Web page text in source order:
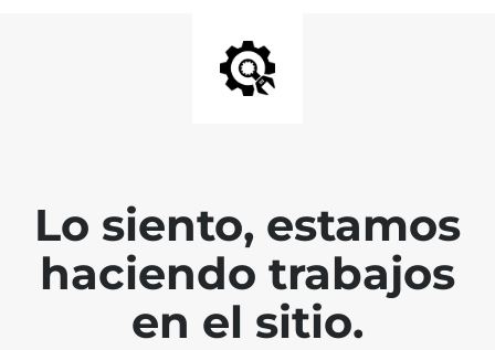
Lo siento, estamos
haciendo trabajos
en el sitio.